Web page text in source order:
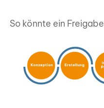
So könn­te ein